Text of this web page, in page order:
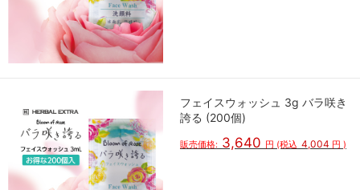
フェイスウォッシュ 3g バラ咲き
誇る (200個)
販売価格: 3,640 円 (税込 4,004 円 )